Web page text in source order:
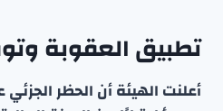
تطبيق العقوبة
أعلنت الهيئة أن الحظر الجزئي